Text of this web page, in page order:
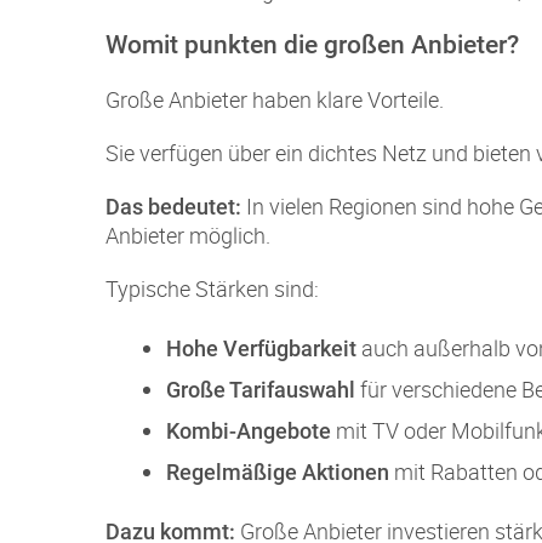
Womit punkten die großen Anbieter?
Große Anbieter haben klare Vorteile.
Sie verfügen über ein dichtes Netz und bieten
Das bedeutet: In vielen Regionen sind hohe
Anbieter möglich.
Typische Stärken sind:
Hohe Verfügbarkeit auch außerhalb
Große Tarifauswahl für verschiedene
Kombi-Angebote mit TV oder
Regelmäßige Aktionen mit Rabatten
Dazu kommt: Große Anbieter investieren